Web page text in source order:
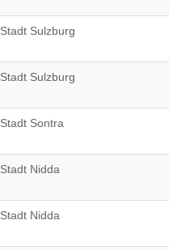
Stadt Sulzburg
Stadt Sulzburg
Stadt Sontra
Stadt Nidda
Stadt Nidda